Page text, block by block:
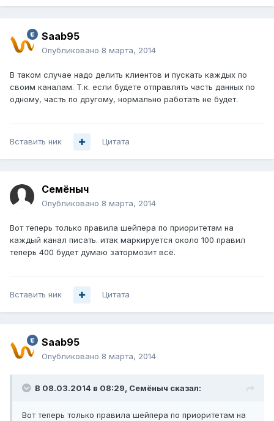
Saab95
Опубликовано 8 марта, 2014
В таком случае надо делить клиентов и пускать каждых по
своим каналам. Т.к. если будете отправлять часть данных по
одному, часть по другому, нормально работать не будет.
Вставить ник Цитата
Семёныч
Опубликовано 8 марта, 2014
Вот теперь только правила шейпера по приоритетам на
каждый канал писать. итак маркируется около 100 правил
теперь 400 будет думаю затормозит всё.
Вставить ник Цитата
Saab95
Опубликовано 8 марта, 2014
В 08.03.2014 в 08:29, Семёныч сказал:
Вот теперь только правила шейпера по приоритетам на